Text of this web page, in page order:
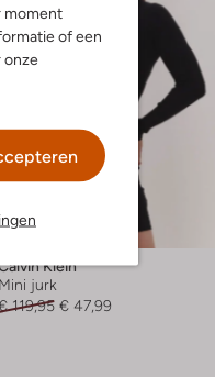
moment
of een
onze
-60%
Klein
Mini jurk
119,95 € 47,99